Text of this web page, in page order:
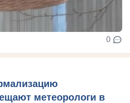
0
метеорологи в